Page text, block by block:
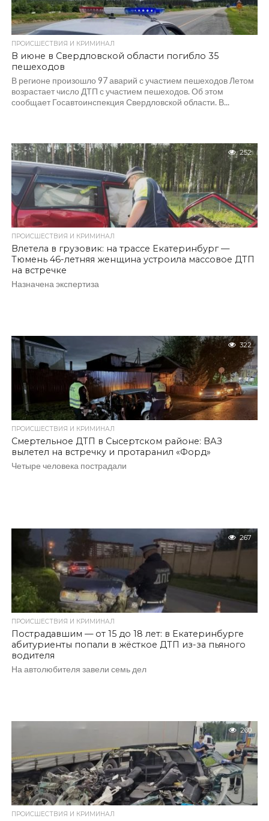
ПРОИСШЕСТВИЯ И КРИМИНАЛ
В июне в Свердловской области погибло 35
пешеходов
В регионе произошло 97 аварий с участием пешеходов Летом
возрастает число ДТП с участием пешеходов. Об этом
сообщает Госавтоинспекция Свердловской области. В...
252
ПРОИСШЕСТВИЯ И КРИМИНАЛ
Влетела в грузовик: на трассе Екатеринбург —
Тюмень 46-летняя женщина устроила массовое ДТП
на встречке
Назначена экспертиза
322
ПРОИСШЕСТВИЯ И КРИМИНАЛ
Смертельное ДТП в Сысертском районе: ВАЗ
вылетел на встречку и протаранил «Форд»
Четыре человека пострадали
267
ПРОИСШЕСТВИЯ И КРИМИНАЛ
Пострадавшим — от 15 до 18 лет: в Екатеринбурге
абитуриенты попали в жёсткое ДТП из-за пьяного
водителя
На автолюбителя завели семь дел
260
ПРОИСШЕСТВИЯ И КРИМИНАЛ